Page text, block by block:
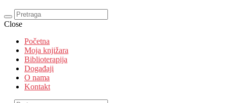
Close
Početna
Moja knjižara
Biblioterapija
Događaji
O nama
Kontakt